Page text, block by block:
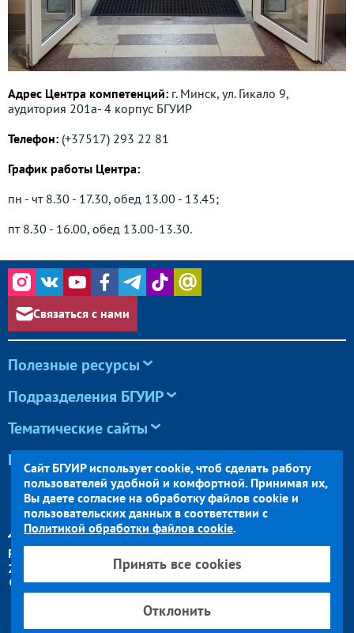
Адрес Центра компетенций: г. Минск, ул. Гикало 9,
аудитория 201а- 4 корпус БГУИР
Телефон: (+37517) 293 22 81
График работы Центра:
пн - чт 8.30 - 17.30, обед 13.00 - 13.45;
пт 8.30 - 16.00, обед 13.00-13.30.
Связаться с нами
Полезные ресурсы
Подразделения БГУИР
Тематические сайты
Конференции и олимпиады
Республика Беларусь, Минск
220013, ул. П. Бровки, 6
Схема корпусов
Белорусский Государственный
Университет Информатики и
Радиоэлектроники
Сайт БГУИР использует cookie, чтоб сделать работу
пользователей удобной и комфортной. Принимая их,
Вы даете согласие на обработку файлов cookie и
пользовательских данных в соответствии с
Политикой обработки файлов cookie.
Принять все cookies
Отклонить